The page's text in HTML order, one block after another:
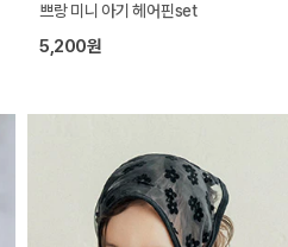
쁘랑 미니 아기 헤어핀set
5,200원